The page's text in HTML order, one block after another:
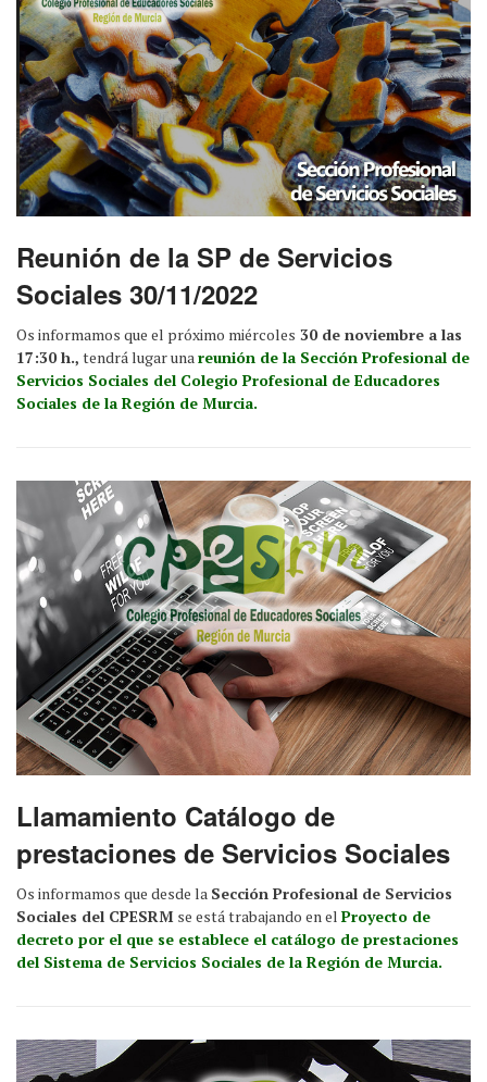
Reunión de la SP de Servicios
Sociales 30/11/2022
Os informamos que el próximo miércoles 30 de noviembre a las
17:30 h., tendrá lugar unareunión de la Sección Profesional de
Servicios Sociales del Colegio Profesional de Educadores
Sociales de la Región de Murcia.
Llamamiento Catálogo de
prestaciones de Servicios Sociales
Os informamos que desde la Sección Profesional de Servicios
Sociales del CPESRM se está trabajando en el Proyecto de
decreto por el que se establece el catálogo de prestaciones
del Sistema de Servicios Sociales de la Región de Murcia.